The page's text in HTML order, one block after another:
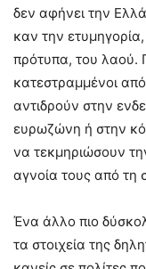
δεν αφήνει την
καν την
πρότυπα, του λαού.
κατεστραμμένοι
αντιδρούν στην
ευρωζώνη ή στην
να τεκμηριώσουν
αγνοία τους από
Ένα άλλο πιο
τα στοιχεία της